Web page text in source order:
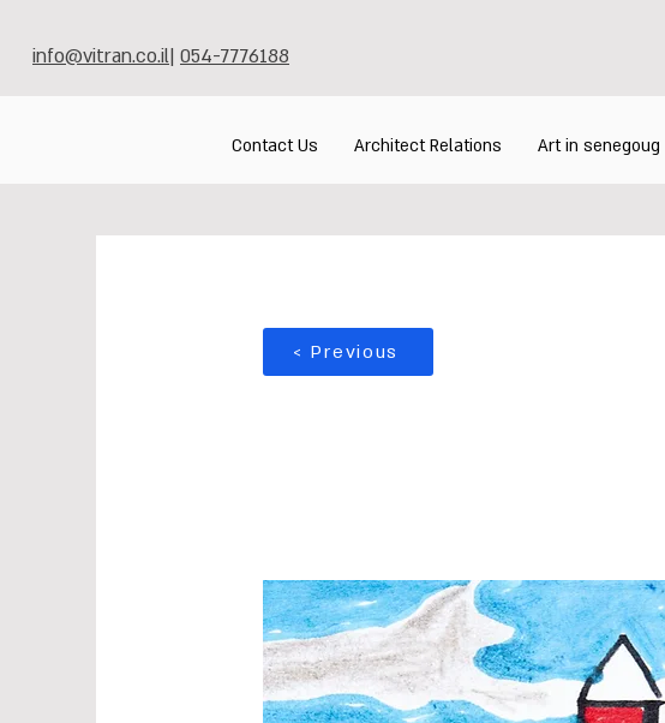
info@vitran.co.il| 054-7776188
Art in senegoug
Architect Relations
Contact Us
< Previous